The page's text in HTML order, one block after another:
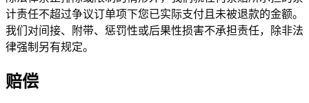
计责任不超过争议订单项下您已实际支付且未被退款的金额。
我们对间接、附带、惩罚性或后果性损害不承担责任，除非法
律强制另有规定。
赔偿